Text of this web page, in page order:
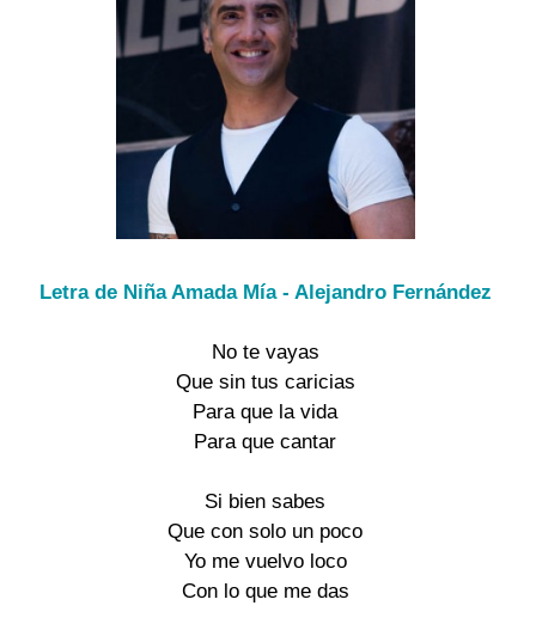
Letra de Niña Amada Mía - Alejandro Fernández
No te vayas
Que sin tus caricias
Para que la vida
Para que cantar
Si bien sabes
Que con solo un poco
Yo me vuelvo loco
Con lo que me das